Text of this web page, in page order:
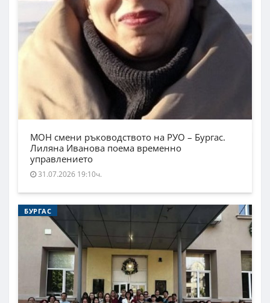
МОН смени ръководството на РУО – Бургас.
Лиляна Иванова поема временно
управлението
31.07.2026 19:10ч.
БУРГАС